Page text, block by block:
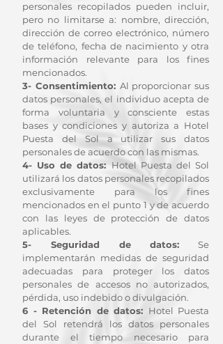
personales recopilados pueden incluir,
pero no limitarse a: nombre, dirección,
dirección de correo electrónico, número
de teléfono, fecha de nacimiento y otra
información relevante para los fines
mencionados.
3- Consentimiento: Al proporcionar sus
datos personales, el individuo acepta de
forma voluntaria y consciente estas
bases y condiciones y autoriza a Hotel
Puesta del Sol a utilizar sus datos
personales de acuerdo con las mismas.
4- Uso de datos: Hotel Puesta del Sol
utilizará los datos personales recopilados
exclusivamente para los fines
mencionados en el punto 1 y de acuerdo
con las leyes de protección de datos
aplicables.
5- Seguridad de datos: Se
implementarán medidas de seguridad
adecuadas para proteger los datos
personales de accesos no autorizados,
pérdida, uso indebido o divulgación.
6 - Retención de datos: Hotel Puesta
del Sol retendrá los datos personales
durante el tiempo necesario para